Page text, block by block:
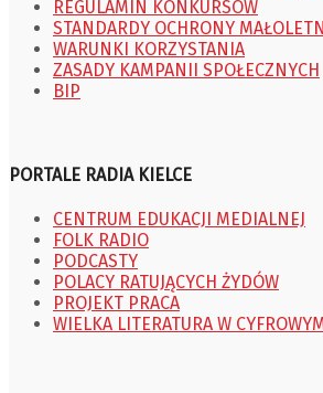
REGULAMIN KONKURSÓW
STANDARDY OCHRONY
WARUNKI KORZYSTANIA
ZASADY KAMPANII SPOŁECZNYCH
BIP
PORTALE RADIA KIELCE
CENTRUM EDUKACJI MEDIALNEJ
FOLK RADIO
PODCASTY
POLACY RATUJĄCYCH ŻYDÓW
PROJEKT PRACA
WIELKA LITERATURA W